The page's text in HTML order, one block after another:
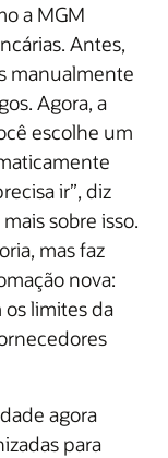
a MGM
Antes,
manualmente
Agora, a
escolhe um
ir”, diz
sobre isso.
mas faz
nova:
limites da
agora
para